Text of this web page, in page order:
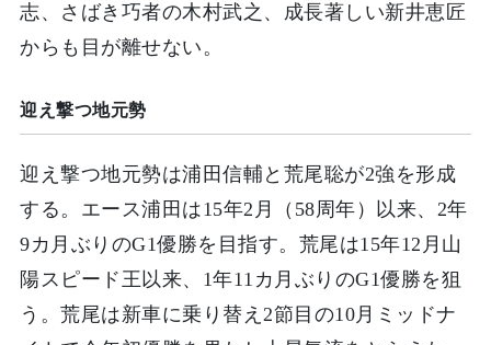
志、さばき巧者の木村武之、成長著しい新井恵匠
からも目が離せない。
迎え撃つ地元勢
迎え撃つ地元勢は浦田信輔と荒尾聡が2強を形成
する。エース浦田は15年2月（58周年）以来、2年
9カ月ぶりのG1優勝を目指す。荒尾は15年12月山
陽スピード王以来、1年11カ月ぶりのG1優勝を狙
う。荒尾は新車に乗り替え2節目の10月ミッドナ